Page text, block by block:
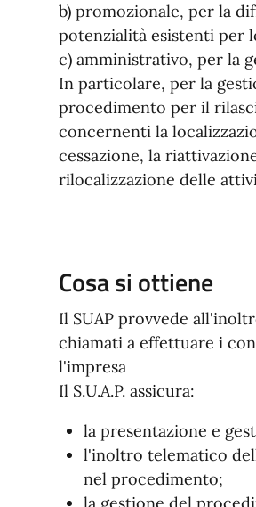
b) promozionale, per la
potenzialità esistenti per
c) amministrativo, per la
In particolare, per la
procedimento per il
concernenti la
cessazione, la
rilocalizzazione delle
Cosa si ottiene
Il SUAP provvede
chiamati a effettuare i
l'impresa
Il S.U.A.P. assicura:
la presentazione e
l'inoltro telematico
nel procedimento;